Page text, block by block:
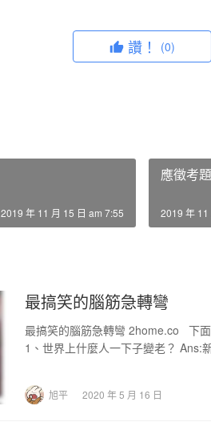
讚！ (0)
2019 年 11 月 15 日 am 7:55
應徵考題
2019 年 11
最搞笑的腦筋急轉彎
最搞笑的腦筋急轉彎 2home.co 下
1、世界上什麼人一下子變老？
旭平 2020 年 5 月 16 日